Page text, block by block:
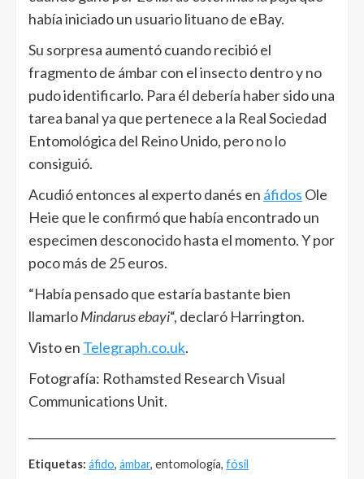
había iniciado un usuario lituano de eBay.
Su sorpresa aumentó cuando recibió el
fragmento de ámbar con el insecto dentro y no
pudo identificarlo. Para él debería haber sido una
tarea banal ya que pertenece a la Real Sociedad
Entomológica del Reino Unido, pero no lo
consiguió.
Acudió entonces al experto danés en áfidos Ole
Heie que le confirmó que había encontrado un
especimen desconocido hasta el momento. Y por
poco más de 25 euros.
“Había pensado que estaría bastante bien
llamarloMindarus ebayi“, declaró Harrington.
Visto en Telegraph.co.uk.
Fotografía: Rothamsted Research Visual
Communications Unit.
Etiquetas: áfido, ámbar, entomología, fósil